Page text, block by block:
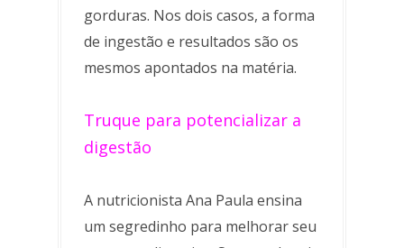
gorduras. Nos dois casos, a forma
de ingestão e resultados são os
mesmos apontados na matéria.
Truque para potencializar a
digestão
A nutricionista Ana Paula ensina
um segredinho para melhorar seu